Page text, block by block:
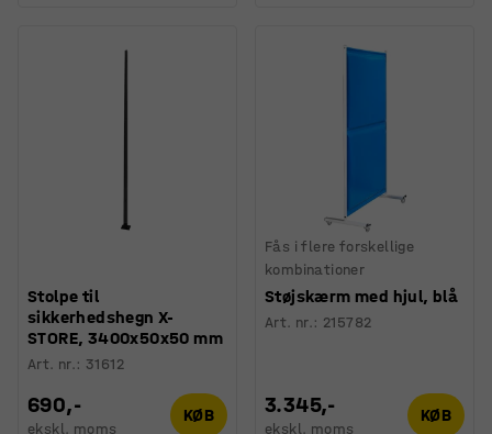
Stolpe til
sikkerhedshegn X-
STORE, 3400x50x50 mm
Art. nr.: 31612
690,-
ekskl. moms
KØB
Fås i flere forskellige
kombinationer
Støjskærm med hjul, blå
Art. nr.: 215782
3.345,-
ekskl. moms
KØB